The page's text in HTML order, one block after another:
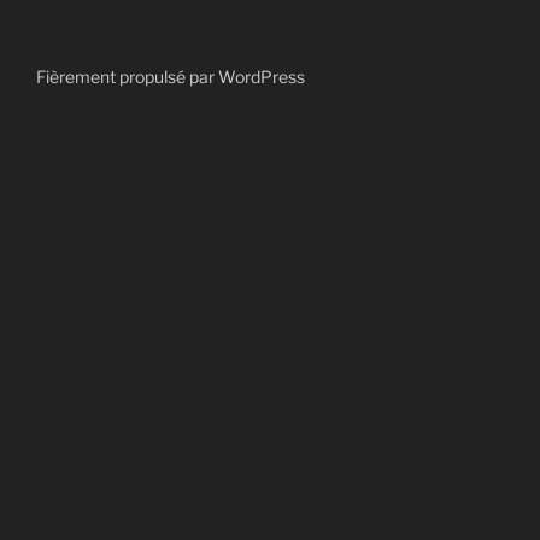
Fièrement propulsé par WordPress